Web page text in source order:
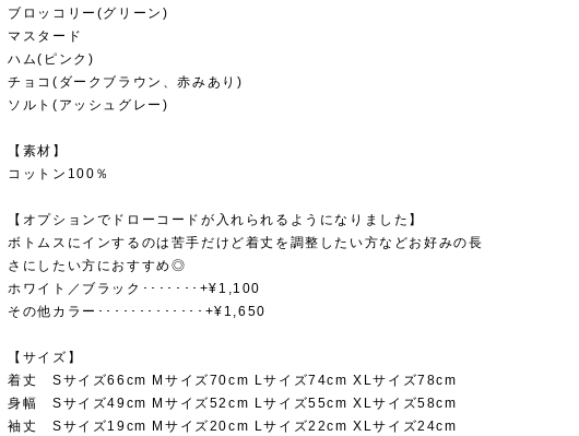
ブロッコリー(グリーン)
マスタード
ハム(ピンク)
チョコ(ダークブラウン、赤みあり)
ソルト(アッシュグレー)
【素材】
コットン100％
【オプションでドローコードが入れられるようになりました】
ボトムスにインするのは苦手だけど着丈を調整したい方などお好みの長
さにしたい方におすすめ◎
ホワイト／ブラック･･･････+¥1,100
その他カラー･････････････+¥1,650
【サイズ】
着丈 Sサイズ66cm Mサイズ70cm Lサイズ74cm XLサイズ78cm
身幅 Sサイズ49cm Mサイズ52cm Lサイズ55cm XLサイズ58cm
袖丈 Sサイズ19cm Mサイズ20cm Lサイズ22cm XLサイズ24cm